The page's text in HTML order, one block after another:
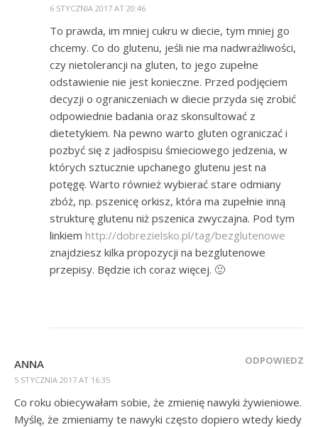
6 STYCZNIA 2017 AT 20:46
To prawda, im mniej cukru w diecie, tym mniej go
chcemy. Co do glutenu, jeśli nie ma nadwrażliwości,
czy nietolerancji na gluten, to jego zupełne
odstawienie nie jest konieczne. Przed podjęciem
decyzji o ograniczeniach w diecie przyda się zrobić
odpowiednie badania oraz skonsultować z
dietetykiem. Na pewno warto gluten ograniczać i
pozbyć się z jadłospisu śmieciowego jedzenia, w
których sztucznie upchanego glutenu jest na
potęgę. Warto również wybierać stare odmiany
zbóż, np. pszenicę orkisz, która ma zupełnie inną
strukturę glutenu niż pszenica zwyczajna. Pod tym
linkiem http://dobrezielsko.pl/tag/bezglutenowe
znajdziesz kilka propozycji na bezglutenowe
przepisy. Będzie ich coraz więcej. 🙂
ANNA
5 STYCZNIA 2017 AT 16:35
ODPOWIEDZ
Co roku obiecywałam sobie, że zmienię nawyki żywieniowe.
Myślę, że zmieniamy te nawyki często dopiero wtedy kiedy